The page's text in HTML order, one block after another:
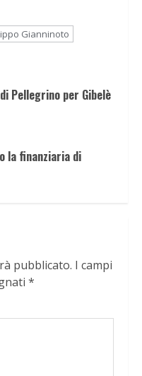
Gianninoto
Pellegrino per Gibelè
la finanziaria di
pubblicato. I campi
*